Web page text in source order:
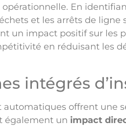
opérationnelle. En
et les arrêts de
un impact positif sur les
en réduisant les
intégrés
offrent une
également un impact